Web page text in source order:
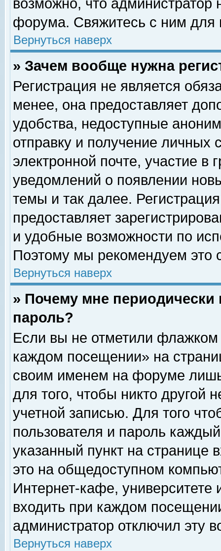
возможно, что
форума. Свяжитесь с ним для
Вернуться наверх
» Зачем вообще нужна
Регистрация не является
менее, она предоставляет
удобства, недоступные
отправку и получение личных
электронной почте, участие в
уведомлений о появлении
темы и так далее.
предоставляет
и удобные возможности по
Поэтому мы рекомендуем это
Вернуться наверх
» Почему мне
пароль?
Если вы не отметили флажком
каждом посещении» на
своим именем на форуме
для того, чтобы никто другой
учетной записью. Для того
пользователя и пароль
указанный пункт на
это на общедоступном
Интернет-кафе, университете
входить при каждом
администратор отключил эту
Вернуться наверх